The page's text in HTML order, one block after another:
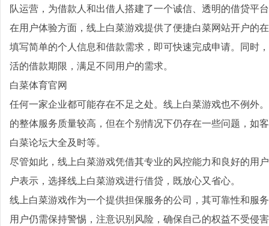
队运营，为借款人和出借人搭建了一个诚信、透明的借贷平
在用户体验方面，线上白菜游戏提供了便捷白菜网站开户的
填写简单的个人信息和借款需求，即可快速完成申请。同时
活的借款期限，满足不同用户的需求。
白菜体育官网
任何一家企业都可能存在不足之处。线上白菜游戏也不例外
的整体服务质量较高，但在个别情况下仍存在一些问题，如
白菜论坛大全及时等。
尽管如此，线上白菜游戏凭借其专业的风控能力和良好的用
户表示，选择线上白菜游戏进行借贷，既放心又省心。
线上白菜游戏作为一个提供担保服务的公司，其可靠性和服
用户仍需保持警惕，注意识别风险，确保自己的权益不受侵